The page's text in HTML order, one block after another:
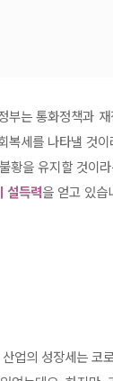
는 통화정책과
복세를 나타낼 것이
황을 유지할 것이
설득력을 얻고 있습
업의 성장세는 코